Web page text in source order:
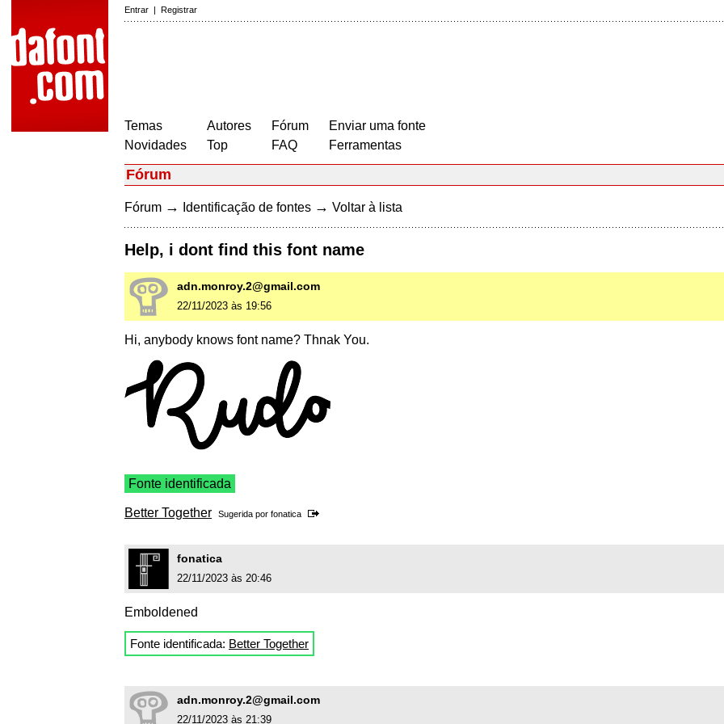
Entrar | Registrar
Temas
Novidades
Autores
Top
Fórum
FAQ
Enviar uma fonte
Ferramentas
Fórum
Fórum → Identificação de fontes → Voltar à lista
Help, i dont find this font name
adn.monroy.2@gmail.com
22/11/2023 às 19:56
Hi, anybody knows font name? Thnak You.
Fonte identificada
Better Together Sugerida por fonatica
fonatica
22/11/2023 às 20:46
Emboldened
Fonte identificada: Better Together
adn.monroy.2@gmail.com
22/11/2023 às 21:39